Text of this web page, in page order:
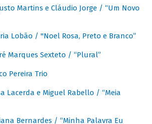
Martins e Cláudio Jorge / “Um Novo
Lobão / "Noel Rosa, Preto e Branco”
Marques Sexteto / “Plural”
Pereira Trio
Lacerda e Miguel Rabello / “Meia
Bernardes / “Minha Palavra Eu